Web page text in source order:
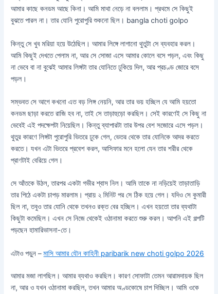
আমার কাছে কনডম আছে কিনা। আমি মাথা নেড়ে না বললাম। প্রথমে সে কিছুই
বুঝতে পারল না। তার যোনি পুরোপুরি শুকনো ছিল। bangla choti golpo
কিন্তু সে খুব মরিয়া হয়ে উঠেছিল। আমার লিঙ্গে লাগানো থুতুটা সে ব্যবহার করল।
আমি কিছুই দেখতে পেলাম না, আর সে সোজা এসে আমার কোলে বসে পড়ল, এবং কিছু
না ভেবে বা না বুঝেই আমার লিঙ্গটা তার যোনিতে ঢুকিয়ে দিল, আর প্রচণ্ড জোরে বসে
পড়ল।
সম্ভবত সে আগে কখনো এত বড় লিঙ্গ নেয়নি, আর তার ভয় হচ্ছিল যে আমি হয়তো
কনডম ছাড়া করতে রাজি হব না, তাই সে তাড়াহুড়ো করছিল। সেই কারণেই সে কিছু না
ভেবেই এই পদক্ষেপটা নিয়েছিল। কিন্তু ব্যাপারটা তার উপর বেশ সজোরে এসে পড়ল।
থুতুর কারণে লিঙ্গটা পুরোপুরি ভিতরে ঢুকে গেল, ভেতর থেকে তার যোনিকে আদর করতে
করতে। যখন এটা ভিতরে প্রবেশ করল, আসিফার মনে হলো যেন তার শরীর থেকে
প্রাণটাই বেরিয়ে গেল।
সে আঁতকে উঠল, তারপর একটা গভীর শ্বাস নিল। আমি তাকে না নড়িয়েই তাড়াতাড়ি
তার পিঠে একটা চাপড় মারলাম। প্রায় ২ মিনিট পর সে ঠিক হয়ে গেল। যদিও সে কুমারী
ছিল না, তবুও তার যোনি থেকে তখনও রক্ত ​​বের হচ্ছিল। এখন হয়তো তার ব্যথাটা
কিছুটা কমেছিল। এখন সে নিজে থেকেই ওঠানামা করতে শুরু করল। আপনি এই গল্পটি
পড়ছেন হামারিভাসনা-তে।
এটাও পড়ুন –মাসি আমার যৌন কাহিনী paribarik new choti golpo 2026
আমার মজা লাগছিল। আমার ব্যথাও করছিল। কারণ সোফাটা তেমন আরামদায়ক ছিল
না, আর ও যখন ওঠানামা করছিল, তখন আমার অণ্ডকোষে চাপ দিচ্ছিল। আমি ওকে